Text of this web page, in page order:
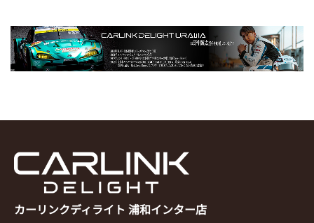
カーリンクディライト 浦和インター店